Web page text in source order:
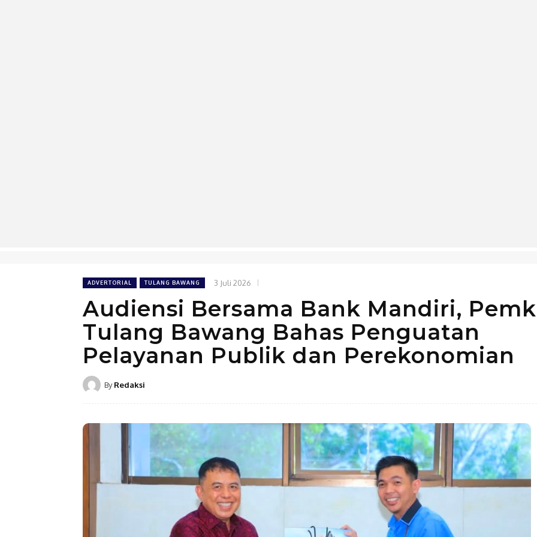
ADVERTORIAL TULANG BAWANG 3 Juli 2026
Audiensi Bersama Bank Mandiri,
Tulang Bawang Bahas Penguatan
Pelayanan Publik dan Perekonomian
By Redaksi